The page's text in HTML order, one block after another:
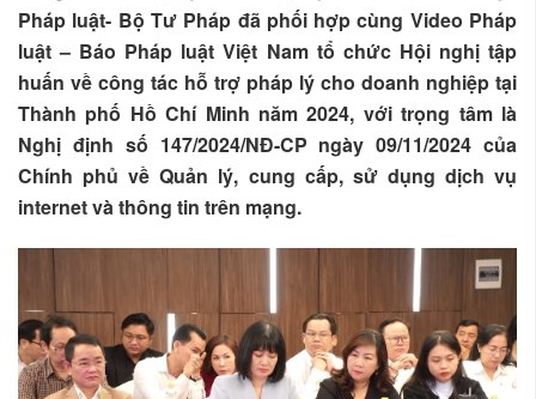
Pháp luật- Bộ Tư Pháp đã phối hợp cùng Video Pháp
luật – Báo Pháp luật Việt Nam tổ chức Hội nghị tập
huấn về công tác hỗ trợ pháp lý cho doanh nghiệp tại
Thành phố Hồ Chí Minh năm 2024, với trọng tâm là
Nghị định số 147/2024/NĐ-CP ngày 09/11/2024 của
Chính phủ về Quản lý, cung cấp, sử dụng dịch vụ
internet và thông tin trên mạng.